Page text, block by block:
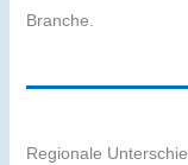
Branche.
Regionale